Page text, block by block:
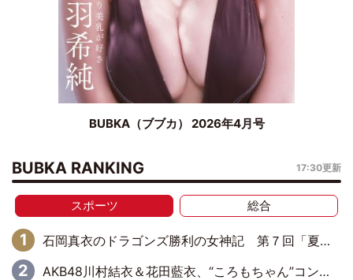
BUBKA（ブブカ） 2026年4月号
BUBKA RANKING 17:30更新
スポーツ 総合
石岡真衣のドラゴンズ勝利の女神記 第７回「夏の神宮！11得点どらほー」
AKB48川村結衣＆花田藍衣、“ころもちゃん”コンビがきつねダンスに出演！ファイターズファンのかわゆいはファーストピッチにも挑戦